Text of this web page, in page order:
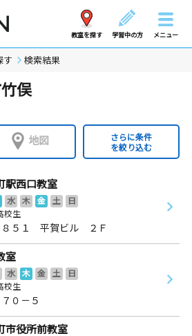
教室を探す 学習中の方 メニュー
す 検索結果
俣
地図
さらに条件
を絞り込む
駅西口教室
水 木 金 土
日
校生
８５１ 平賀ビル ２Ｆ
室
水 木 金 土
日
校生
０－５
市役所前教室